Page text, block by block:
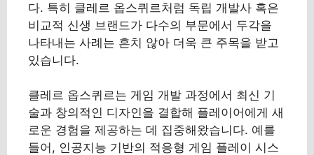
다. 특히 클레르 옵스퀴르처럼 독립 개발사 혹은
비교적 신생 브랜드가 다수의 부문에서 두각을
나타내는 사례는 흔치 않아 더욱 큰 주목을 받고
있습니다.
클레르 옵스퀴르는 게임 개발 과정에서 최신 기
술과 창의적인 디자인을 결합해 플레이어에게 새
로운 경험을 제공하는 데 집중해왔습니다. 예를
들어, 인공지능 기반의 적응형 게임 플레이 시스